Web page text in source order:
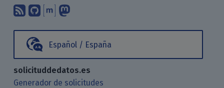
Suscríbete a nuestro blog a través
Encuéntranos en GitHub
Encuéntranos en Matrix
Español / España
solicituddedatos.es
Generador de solicitudes